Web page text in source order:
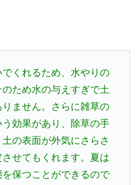
でくれるため、水やりの
ため水の与えすぎで土
ません。さらに雑草の
効果があり、除草の手
の表面が外気にさらさ
せてもくれます。夏は
保つことができるので